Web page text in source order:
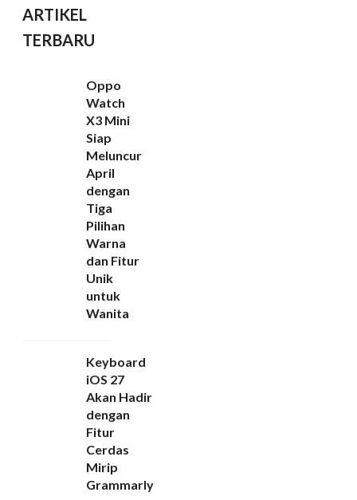
ARTIKEL
TERBARU
Oppo
Watch
X3 Mini
Siap
Meluncur
April
dengan
Tiga
Pilihan
Warna
dan Fitur
Unik
untuk
Wanita
Keyboard
iOS 27
Akan Hadir
dengan
Fitur
Cerdas
Mirip
Grammarly